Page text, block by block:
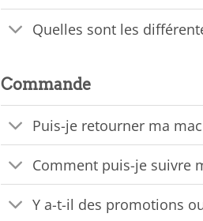
Quelles sont les
Commande
Puis-je retourner ma
Comment puis-je suivre
Y a-t-il des promotions